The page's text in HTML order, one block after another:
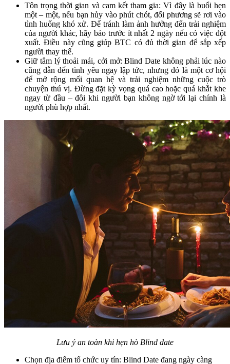
Tôn trọng thời gian và cam kết tham gia: Vì đây là buổi hẹn
một – một, nếu bạn hủy vào phút chót, đối phương sẽ rơi vào
tình huống khó xử. Để tránh làm ảnh hưởng đến trải nghiệm
của người khác, hãy báo trước ít nhất 2 ngày nếu có việc đột
xuất. Điều này cũng giúp BTC có đủ thời gian để sắp xếp
người thay thế.
Giữ tâm lý thoải mái, cởi mở: Blind Date không phải lúc nào
cũng dẫn đến tình yêu ngay lập tức, nhưng đó là một cơ hội
để mở rộng mối quan hệ và trải nghiệm những cuộc trò
chuyện thú vị. Đừng đặt kỳ vọng quá cao hoặc quá khắt khe
ngay từ đầu – đôi khi người bạn không ngờ tới lại chính là
người phù hợp nhất.
Lưu ý an toàn khi hẹn hò Blind date
Chọn địa điểm tổ chức uy tín: Blind Date đang ngày càng